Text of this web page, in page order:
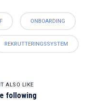
ONBOARDING
REKRUTTERINGSSYSTEM
ALSO LIKE
following